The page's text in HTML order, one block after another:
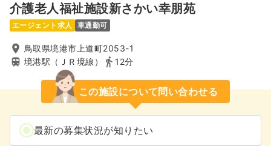
介護老人福祉施設新さかい幸朋苑
エージェント求人 車通勤可
鳥取県境港市上道町2053-1
境港駅（ＪＲ境線）
12分
この施設について問い合わせる
最新の募集状況が知りたい